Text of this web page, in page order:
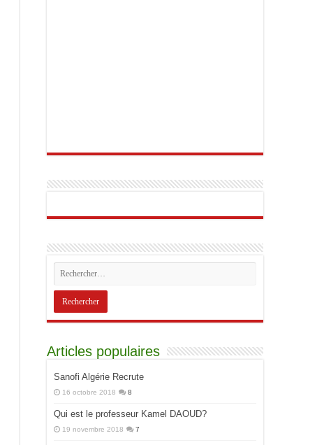
Articles populaires
Sanofi Algérie Recrute
16 octobre 2018 8
Qui est le professeur Kamel DAOUD?
19 novembre 2018 7